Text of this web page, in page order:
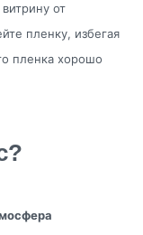
от
пленку, избегая
пленка хорошо